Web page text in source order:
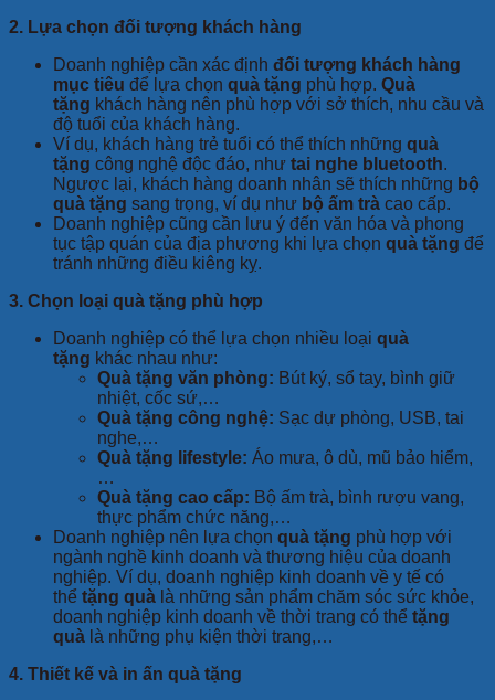
2. Lựa chọn đối tượng khách hàng
Doanh nghiệp cần xác định đối tượng khách hàng
mục tiêu để lựa chọn quà tặng phù hợp. Quà
tặng khách hàng nên phù hợp với sở thích, nhu cầu và
độ tuổi của khách hàng.
Ví dụ, khách hàng trẻ tuổi có thể thích những quà
tặng công nghệ độc đáo, như tai nghe bluetooth.
Ngược lại, khách hàng doanh nhân sẽ thích những bộ
quà tặng sang trọng, ví dụ như bộ ấm trà cao cấp.
Doanh nghiệp cũng cần lưu ý đến văn hóa và phong
tục tập quán của địa phương khi lựa chọn quà tặng để
tránh những điều kiêng kỵ.
3. Chọn loại quà tặng phù hợp
Doanh nghiệp có thể lựa chọn nhiều loại quà
tặng khác nhau như:
Quà tặng văn phòng: Bút ký, sổ tay, bình giữ
nhiệt, cốc sứ,…
Quà tặng công nghệ: Sạc dự phòng, USB, tai
nghe,…
Quà tặng lifestyle: Áo mưa, ô dù, mũ bảo hiểm,
…
Quà tặng cao cấp: Bộ ấm trà, bình rượu vang,
thực phẩm chức năng,…
Doanh nghiệp nên lựa chọn quà tặng phù hợp với
ngành nghề kinh doanh và thương hiệu của doanh
nghiệp. Ví dụ, doanh nghiệp kinh doanh về y tế có
thể tặng quà là những sản phẩm chăm sóc sức khỏe,
doanh nghiệp kinh doanh về thời trang có thể tặng
quà là những phụ kiện thời trang,…
4. Thiết kế và in ấn quà tặng